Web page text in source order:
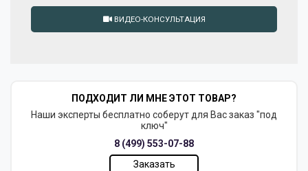
ВИДЕО-КОНСУЛЬТАЦИЯ
ПОДХОДИТ ЛИ МНЕ ЭТОТ ТОВАР?
Наши эксперты бесплатно соберут для Вас заказ "под
ключ"
8 (499) 553-07-88
Заказать